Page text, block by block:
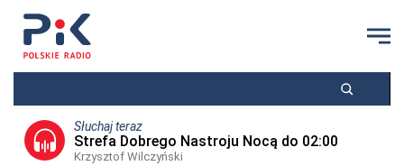
Słuchaj teraz
Strefa Dobrego Nastroju Nocą do 02:00
Krzysztof Wilczyński